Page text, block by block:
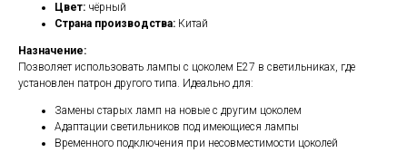
Цвет: чёрный
Страна производства: Китай
Назначение:
Позволяет использовать лампы с цоколем E27 в светильниках, где
установлен патрон другого типа. Идеально для:
Замены старых ламп на новые с другим цоколем
Адаптации светильников под имеющиеся лампы
Временного подключения при несовместимости цоколей